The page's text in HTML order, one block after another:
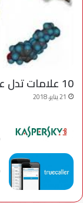
10 علامات تدل على نقص ” فيتامين د ” في الجسم
21 يناير، 2018